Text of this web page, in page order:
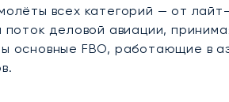
всех категорий — от
поток деловой авиации,
основные FBO, работающие в